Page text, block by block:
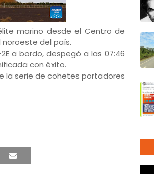
marino desde el Centro de
del país.
a bordo, despegó a las 07:46
con éxito.
la serie de cohetes portadores